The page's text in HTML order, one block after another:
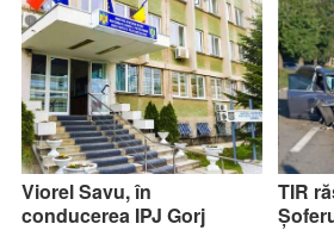
Viorel Savu, în
conducerea IPJ Gorj
TIR